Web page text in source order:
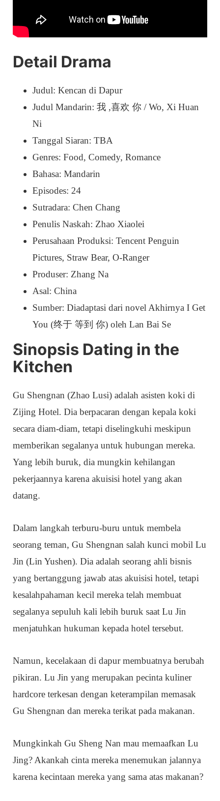
Detail Drama
Judul: Kencan di Dapur
Judul Mandarin: 我 ,喜欢 你 / Wo, Xi Huan
Ni
Tanggal Siaran: TBA
Genres: Food, Comedy, Romance
Bahasa: Mandarin
Episodes: 24
Sutradara: Chen Chang
Penulis Naskah: Zhao Xiaolei
Perusahaan Produksi: Tencent Penguin
Pictures, Straw Bear, O-Ranger
Produser: Zhang Na
Asal: China
Sumber: Diadaptasi dari novel Akhirnya I Get
You (终于 等到 你) oleh Lan Bai Se
Sinopsis Dating in the
Kitchen
Gu Shengnan (Zhao Lusi) adalah asisten koki di
Zijing Hotel. Dia berpacaran dengan kepala koki
secara diam-diam, tetapi diselingkuhi meskipun
memberikan segalanya untuk hubungan mereka.
Yang lebih buruk, dia mungkin kehilangan
pekerjaannya karena akuisisi hotel yang akan
datang.
Dalam langkah terburu-buru untuk membela
seorang teman, Gu Shengnan salah kunci mobil Lu
Jin (Lin Yushen). Dia adalah seorang ahli bisnis
yang bertanggung jawab atas akuisisi hotel, tetapi
kesalahpahaman kecil mereka telah membuat
segalanya sepuluh kali lebih buruk saat Lu Jin
menjatuhkan hukuman kepada hotel tersebut.
Namun, kecelakaan di dapur membuatnya berubah
pikiran. Lu Jin yang merupakan pecinta kuliner
hardcore terkesan dengan keterampilan memasak
Gu Shengnan dan mereka terikat pada makanan.
Mungkinkah Gu Sheng Nan mau memaafkan Lu
Jing? Akankah cinta mereka menemukan jalannya
karena kecintaan mereka yang sama atas makanan?